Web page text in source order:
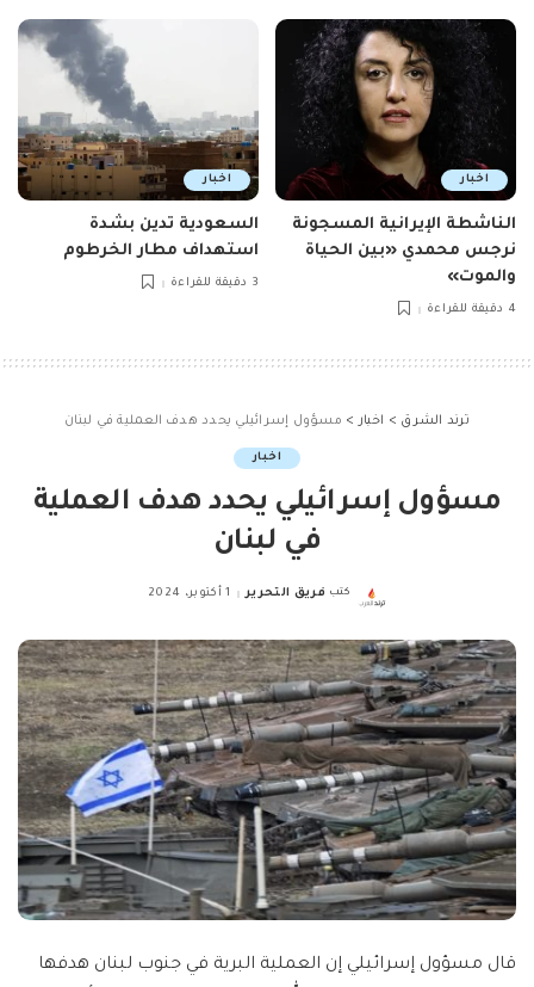
اخبار
الناشطة الإيرانية المسجونة
نرجس محمدي «بين الحياة
والموت»
4 دقيقة للقراءة
اخبار
السعودية تدين بشدة
استهداف مطار الخرطوم
3 دقيقة للقراءة
ترند الشرق > اخبار > مسؤول إسرائيلي يحدد هدف العملية في لبنان
اخبار
مسؤول إسرائيلي يحدد هدف العملية
في لبنان
Posted
كتب فريق التحرير 1 أكتوبر، 2024
قال مسؤول إسرائيلي إن العملية البرية في جنوب لبنان هدفها